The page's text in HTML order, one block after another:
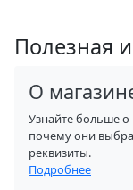
Полезная
О
Узнайте больше
почему они
реквизиты.
Подробнее